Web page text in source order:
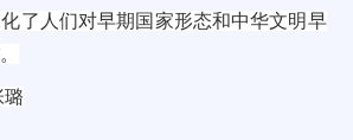
了人们对早期国家形态和中华文明早
璐